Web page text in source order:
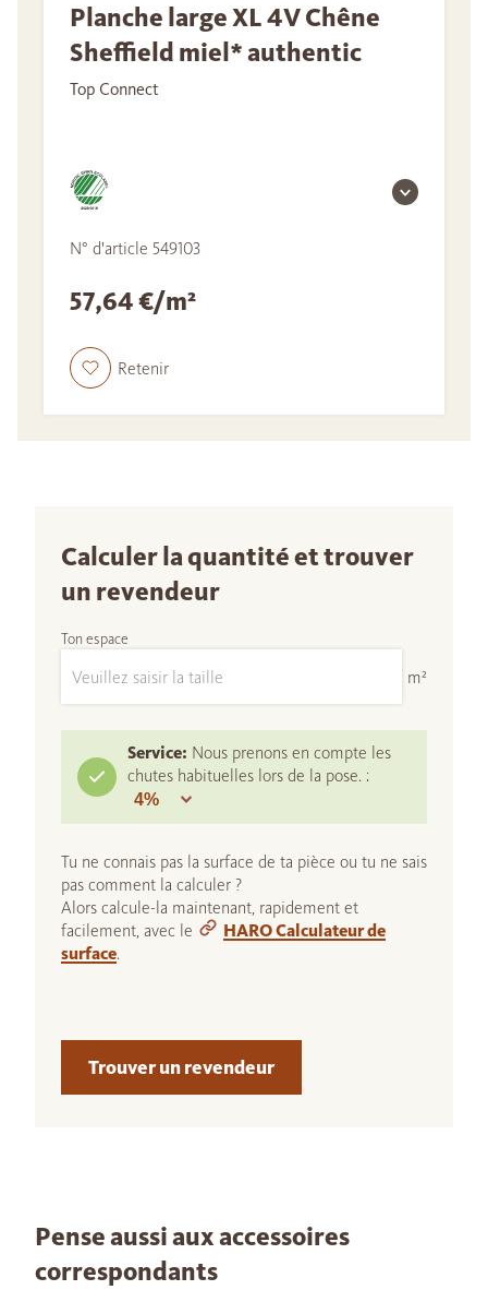
Planche large XL 4V Chêne
Sheffield miel* authentic
Top Connect
N° d'article 549103
57,64 €/m²
Retenir
Calculer la quantité et trouver
un revendeur
Ton espace
m²
Service: Nous prenons en compte les
chutes habituelles lors de la pose. :
Tu ne connais pas la surface de ta pièce ou tu ne sais
pas comment la calculer ?
Alors calcule-la maintenant, rapidement et
facilement, avec le
HARO Calculateur de
surface.
Trouver un revendeur
Pense aussi aux accessoires
correspondants